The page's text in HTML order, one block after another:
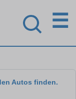
☰
Autos finden.